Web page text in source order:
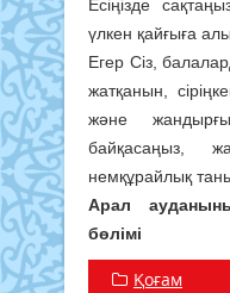
Есіңізде
үлкен қайғыға
Егер Сіз,
жатқанын,
және
байқасаңыз,
немқұрайлық
Арал
бөлімі
Қоғам